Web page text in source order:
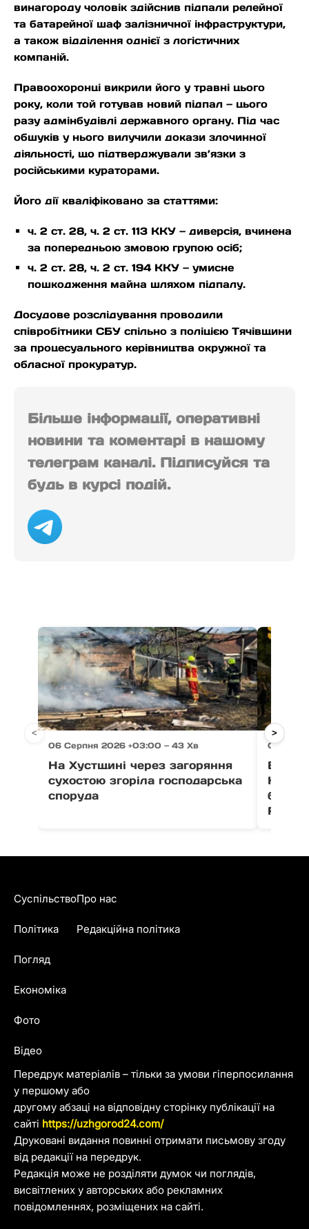
винагороду чоловік здійснив підпали релейної
та батарейної шаф залізничної інфраструктури,
а також відділення однієї з логістичних
компаній.
Правоохоронці викрили його у травні цього
року, коли той готував новий підпал — цього
разу адмінбудівлі державного органу. Під час
обшуків у нього вилучили докази злочинної
діяльності, що підтверджували зв’язки з
російськими кураторами.
Його дії кваліфіковано за статтями:
ч. 2 ст. 28, ч. 2 ст. 113 ККУ — диверсія, вчинена
за попередньою змовою групою осіб;
ч. 2 ст. 28, ч. 2 ст. 194 ККУ — умисне
пошкодження майна шляхом підпалу.
Досудове розслідування проводили
співробітники СБУ спільно з поліцією Тячівщини
за процесуального керівництва окружної та
обласної прокуратур.
Більше інформації, оперативні
новини та коментарі в нашому
телеграм каналі. Підписуйся та
будь в курсі подій.
06 Серпня 2026 +03:00 — 43 Хв
На Хустщині через загоряння
сухостою згоріла господарська
споруда
06
В
Fest
< >
Передрук матеріалів – тільки за умови гіперпосилання
у першому або
другому абзаці на відповідну сторінку публікації на
сайті https://uzhgorod24.com/
Друковані видання повинні отримати письмову згоду
від редакції на передрук.
Редакція може не розділяти думок чи поглядів,
висвітлених у авторських або рекламних
повідомленнях, розміщених на сайті.
Суспільство
Політика
Погляд
Економіка
Фото
Відео
Про нас
Редакційна політика